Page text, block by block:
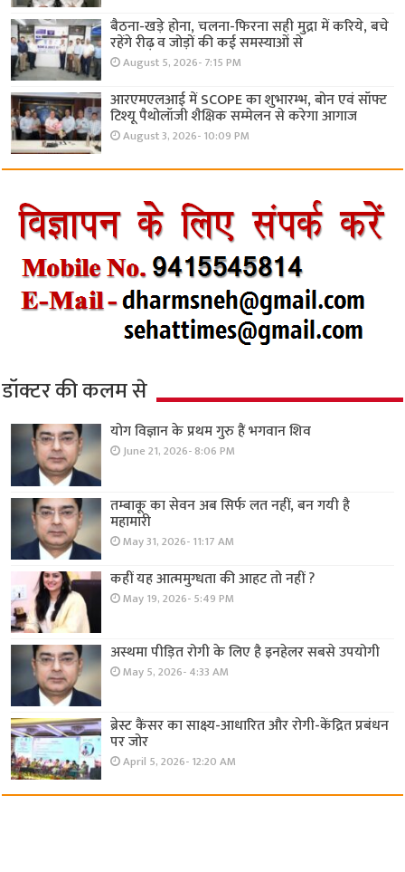
बैठना-खड़े होना, चलना-फिरना सही मुद्रा में करिये, बचे
रहेंगे रीढ़ व जोड़ों की कई समस्याओं से
August 5, 2026- 7:15 PM
आरएमएलआई में SCOPE का शुभारम्भ, बोन एवं सॉफ्ट
टिश्यू पैथोलॉजी शैक्षिक सम्मेलन से करेगा आगाज
August 3, 2026- 10:09 PM
डॉक्टर की कलम से
योग विज्ञान के प्रथम गुरु हैं भगवान शिव
June 21, 2026- 8:06 PM
तम्बाकू का सेवन अब सिर्फ लत नहीं, बन गयी है
महामारी
May 31, 2026- 11:17 AM
कहीं यह आत्ममुग्धता की आहट तो नहीं ?
May 19, 2026- 5:49 PM
अस्थमा पीड़ित रोगी के लिए है इनहेलर सबसे उपयोगी
May 5, 2026- 4:33 AM
ब्रेस्ट कैंसर का साक्ष्य-आधारित और रोगी-केंद्रित प्रबंधन
पर जोर
April 5, 2026- 12:20 AM